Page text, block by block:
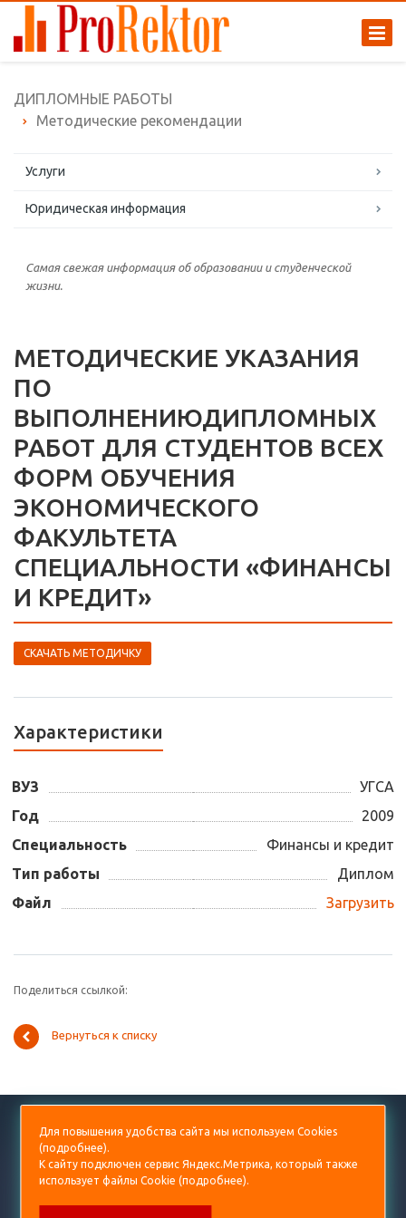
ДИПЛОМНЫЕ РАБОТЫ
Методические рекомендации
Услуги
Юридическая информация
Самая свежая информация об образовании и студенческой
жизни.
МЕТОДИЧЕСКИЕ УКАЗАНИЯ
ПО
ВЫПОЛНЕНИЮДИПЛОМНЫХ
РАБОТ ДЛЯ СТУДЕНТОВ ВСЕХ
ФОРМ ОБУЧЕНИЯ
ЭКОНОМИЧЕСКОГО
ФАКУЛЬТЕТА
СПЕЦИАЛЬНОСТИ «ФИНАНСЫ
И КРЕДИТ»
СКАЧАТЬ МЕТОДИЧКУ
Характеристики
ВУЗ
УГСА
Год
2009
Специальность
Финансы и кредит
Тип работы
Диплом
Файл
Загрузить
Поделиться ссылкой:
Вернуться к списку
+7 (499) 938-53-60
Для повышения удобства сайта мы используем Cookies
(подробнее).
К сайту подключен сервис Яндекс.Метрика, который также
использует файлы Cookie (подробнее).